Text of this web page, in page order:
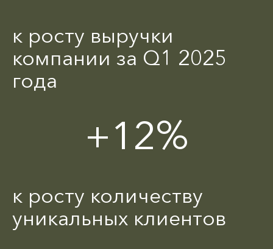
к росту выручки
компании за Q1 2025
года
+12%
к росту количеству
уникальных клиентов